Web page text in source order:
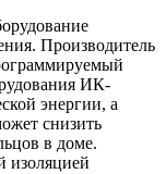
Производитель
ИК-
энергии, а
снизить
в доме.
изоляцией